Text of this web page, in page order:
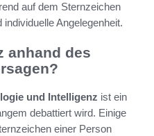
auf dem Sternzeichen
Angelegenheit.
anhand des
und Intelligenz ist ein
debattiert wird. Einige
einer Person